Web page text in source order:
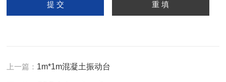
上一篇： 1m*1m混凝土振动台